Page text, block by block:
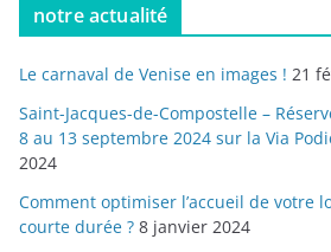
notre actualité
Le carnaval de Venise en images ! 21
Saint-Jacques-de-Compostelle –
8 au 13 septembre 2024 sur la Via
2024
Comment optimiser l’accueil de votre
courte durée ? 8 janvier 2024